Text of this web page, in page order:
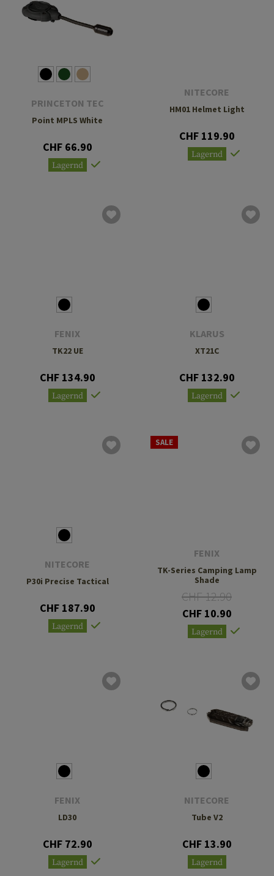
PRINCETON TEC
Point MPLS White
CHF 66.90
Lagernd
NITECORE
HM01 Helmet Light
CHF 119.90
Lagernd
FENIX
TK22 UE
CHF 134.90
Lagernd
KLARUS
XT21C
CHF 132.90
Lagernd
NITECORE
P30i Precise Tactical
CHF 187.90
Lagernd
SALE
FENIX
TK-Series Camping Lamp
Shade
CHF 12.90
CHF 10.90
Lagernd
FENIX
LD30
CHF 72.90
Lagernd
NITECORE
Tube V2
CHF 13.90
Lagernd